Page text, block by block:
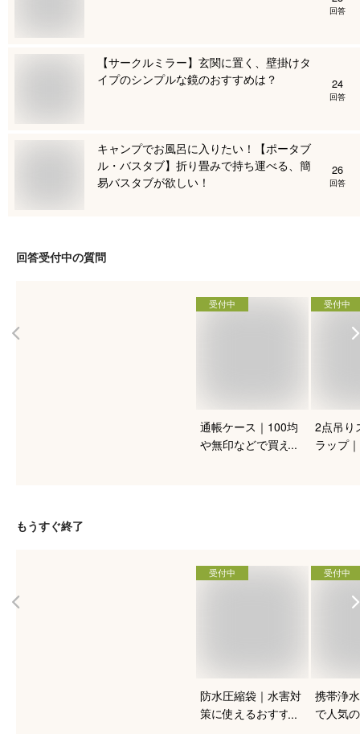
回答
【サークルミラー】玄関に置く、壁掛けタ
イプのシンプルな鏡のおすすめは？
24
回答
キャンプでお風呂に入りたい！【ポータブ
ル・バスタブ】折り畳みで持ち運べる、簡
易バスタブが欲しい！
26
回答
回答受付中の質問
受付中
通帳ケース｜100均
や無印などで買える
受付中
2点吊り
ラップ
もうすぐ終了
受付中
防水圧縮袋｜水害対
策に使えるおすすめ
受付中
携帯浄
で人気